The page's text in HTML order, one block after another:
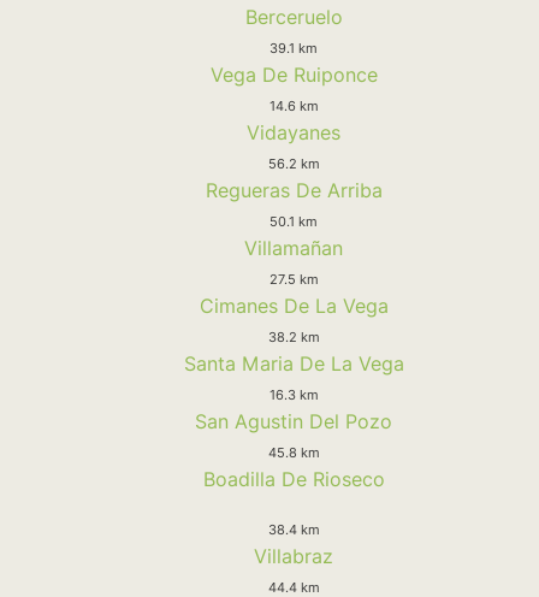
Berceruelo
39.1 km
Vega De Ruiponce
14.6 km
Vidayanes
56.2 km
Regueras De Arriba
50.1 km
Villamañan
27.5 km
Cimanes De La Vega
38.2 km
Santa Maria De La Vega
16.3 km
San Agustin Del Pozo
45.8 km
Boadilla De Rioseco
38.4 km
Villabraz
44.4 km